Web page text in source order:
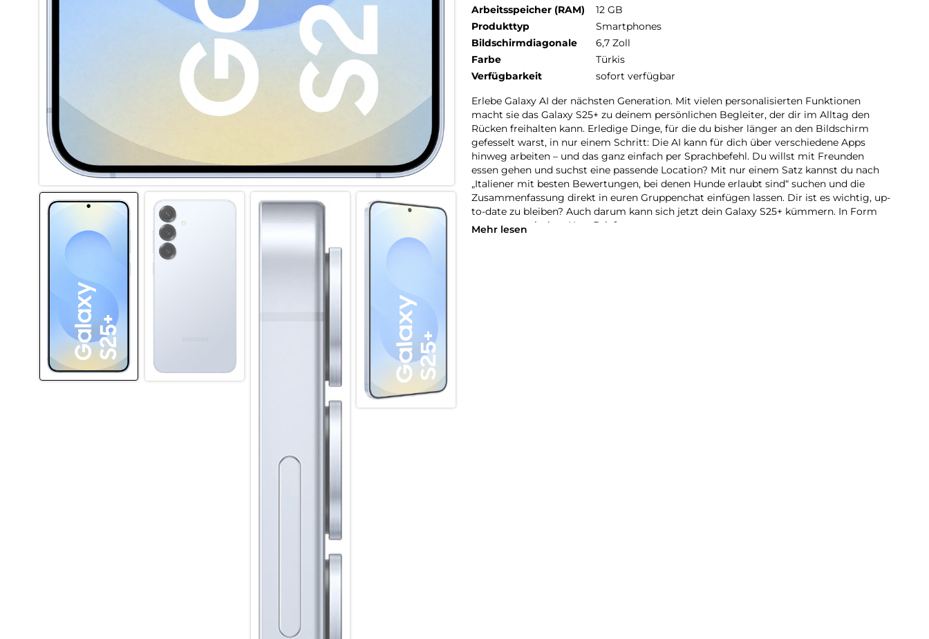
Arbeitsspeicher (RAM)
12 GB
Produkttyp
Smartphones
Bildschirmdiagonale
6,7 Zoll
Farbe
Türkis
Verfügbarkeit
sofort verfügbar
Erlebe Galaxy AI der nächsten Generation. Mit vielen personalisierten Funktionen
macht sie das Galaxy S25+ zu deinem persönlichen Begleiter, der dir im Alltag den
Rücken freihalten kann. Erledige Dinge, für die du bisher länger an den Bildschirm
gefesselt warst, in nur einem Schritt: Die AI kann für dich über verschiedene Apps
hinweg arbeiten – und das ganz einfach per Sprachbefehl. Du willst mit Freunden
essen gehen und suchst eine passende Location? Mit nur einem Satz kannst du nach
„Italiener mit besten Bewertungen, bei denen Hunde erlaubt sind“ suchen und die
Zusammenfassung direkt in euren Gruppenchat einfügen lassen. Dir ist es wichtig, up-
to-date zu bleiben? Auch darum kann sich jetzt dein Galaxy S25+ kümmern. In Form
von automatischen Now Briefs
Mehr lesen